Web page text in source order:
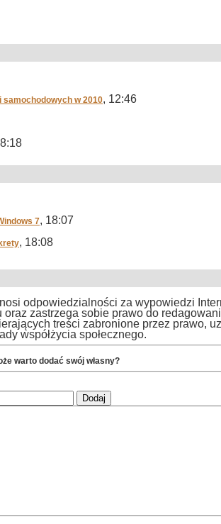
samochodowych w 2010, 12:46
7, 18:07
, 18:08
odpowiedzialności za wypowiedzi
oraz zastrzega sobie prawo do
treści zabronione przez prawo,
współżycia społecznego.
warto dodać swój własny?